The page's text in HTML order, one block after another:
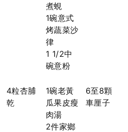
煮蜆
1碗意式
烤蔬菜沙
律
1 1/2中
碗意粉
4粒杏脯
乾
1碗老黃
瓜果皮瘦
肉湯
2件家鄉
6至8顆
車厘子